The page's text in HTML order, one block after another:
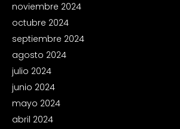
noviembre 2024
octubre 2024
septiembre 2024
agosto 2024
julio 2024
junio 2024
mayo 2024
abril 2024